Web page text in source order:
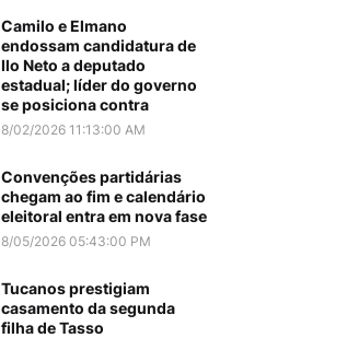
Camilo e Elmano
endossam candidatura de
Ilo Neto a deputado
estadual; líder do governo
se posiciona contra
8/02/2026 11:13:00 AM
Convenções partidárias
chegam ao fim e calendário
eleitoral entra em nova fase
8/05/2026 05:43:00 PM
Tucanos prestigiam
casamento da segunda
filha de Tasso